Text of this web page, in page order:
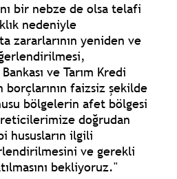
bir nebze de olsa telafi
nedeniyle
zararlarının yeniden ve
ve Tarım Kredi
faizsiz şekilde
bölgelerin afet bölgesi
doğrudan
hususların ilgili
ve gerekli
bekliyoruz."